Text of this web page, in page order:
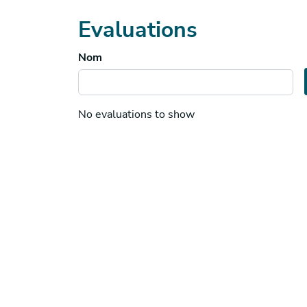
Evaluations
Nom
No evaluations to show